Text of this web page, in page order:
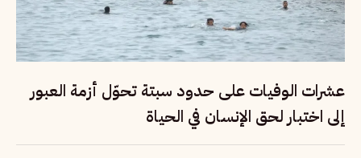
عشرات الوفيات على حدود سبتة تحوّل أزمة العبور
إلى اختبار لحق الإنسان في الحياة